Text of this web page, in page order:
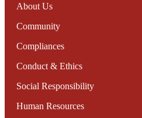
About Us
Community
Compliances
Conduct & Ethics
Social Responsibility
Human Resources